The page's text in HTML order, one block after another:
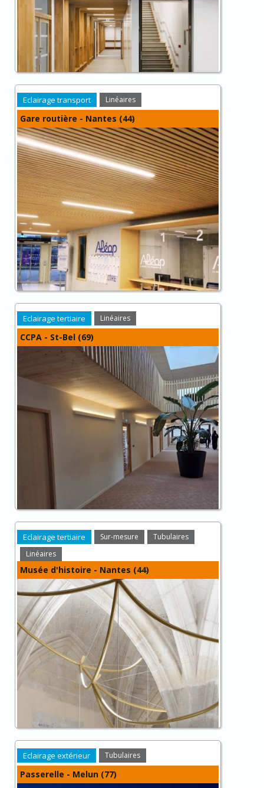
Eclairage transport Linéaires
Gare routière - Nantes (44)
Eclairage tertiaire Linéaires
CCPA - St-Bel (69)
Eclairage tertiaire Sur-mesure
Tubulaires
Linéaires
Musée d'histoire - Nantes (44)
Eclairage extérieur Tubulaires
Passerelle - Melun (77)